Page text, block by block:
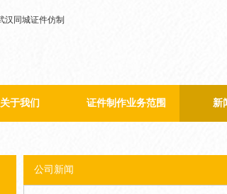
关于我们 证件制作业务范围 新
公司新闻